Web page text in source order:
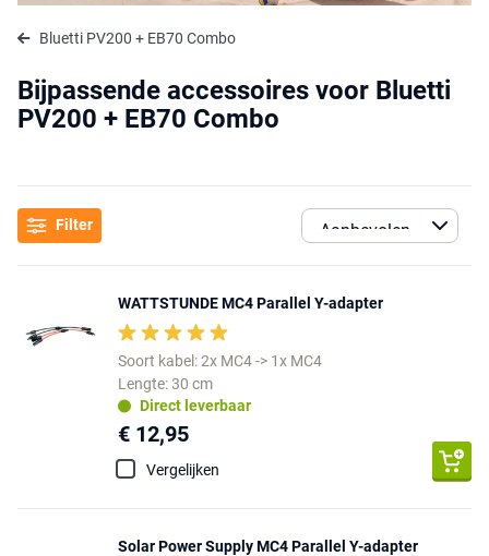
Bluetti PV200 + EB70 Combo
Bijpassende accessoires voor Bluetti
PV200 + EB70 Combo
Filter
WATTSTUNDE MC4 Parallel Y-adapter
Soort kabel: 2x MC4 -> 1x MC4
Lengte: 30 cm
Direct leverbaar
€ 12,95
Vergelijken
Solar Power Supply MC4 Parallel Y-adapter